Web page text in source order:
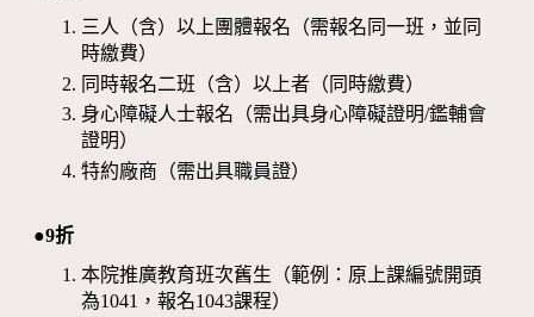
三人（含）以上團體報名（需報名同一班，並同
時繳費）
同時報名二班（含）以上者（同時繳費）
身心障礙人士報名（需出具身心障礙證明/鑑輔會
證明）
特約廠商（需出具職員證）
●9折
本院推廣教育班次舊生（範例：原上課編號開頭
為1041，報名1043課程）